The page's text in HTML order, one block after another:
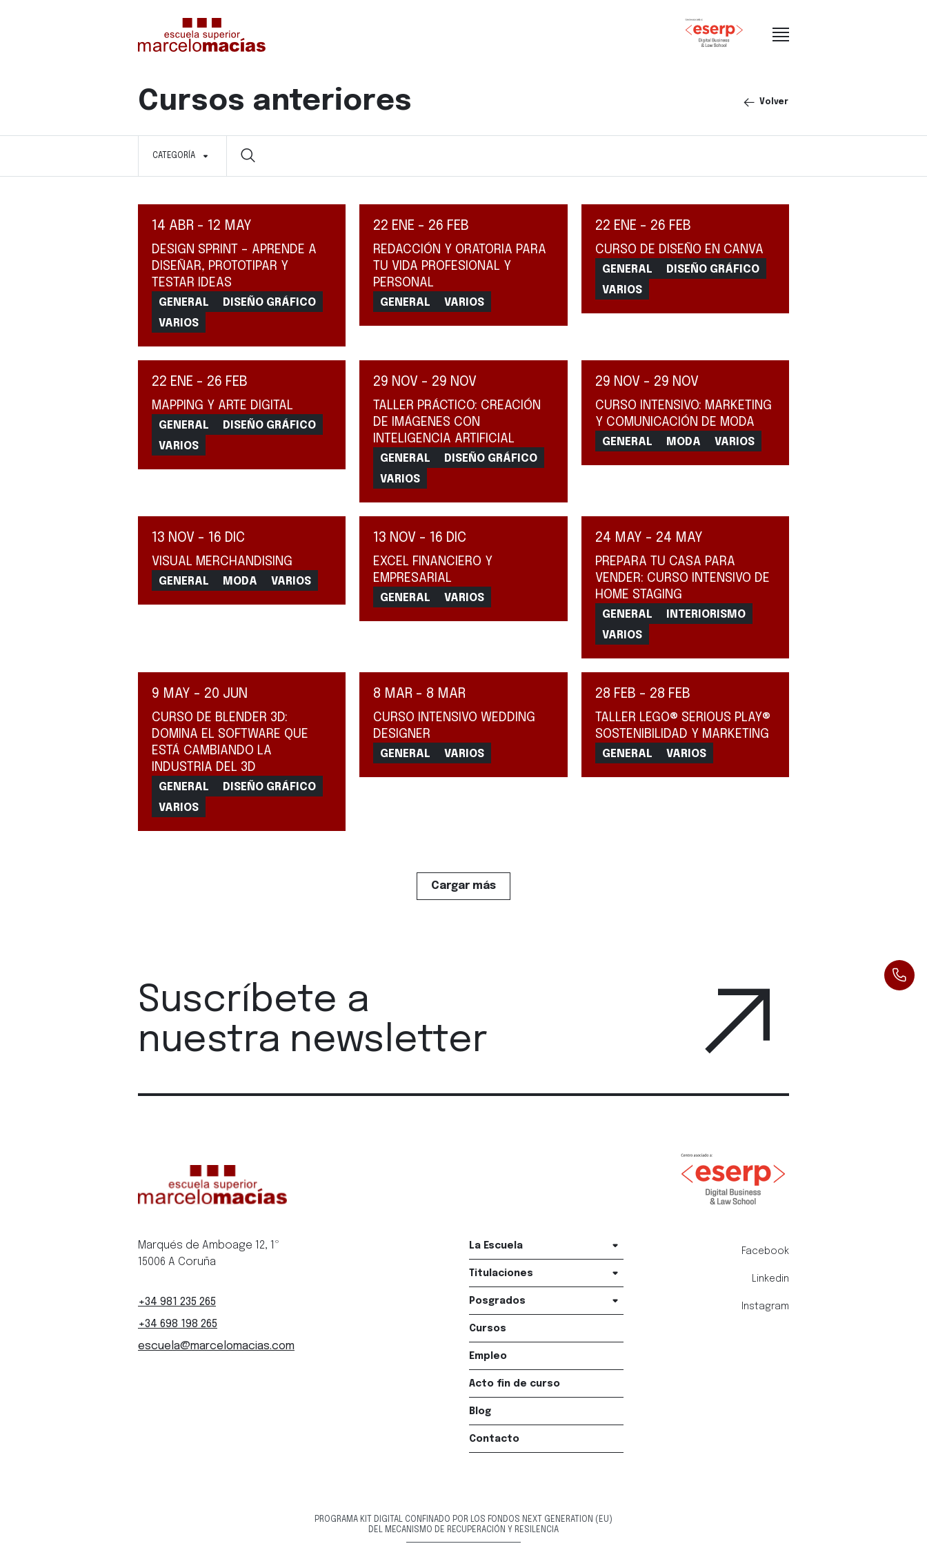
Cursos anteriores Volver
CATEGORÍA
14 ABR - 12 MAY
DESIGN SPRINT – APRENDE A
DISEÑAR, PROTOTIPAR Y
TESTAR IDEAS
GENERAL
DISEÑO GRÁFICO
VARIOS
22 ENE - 26 FEB
REDACCIÓN Y ORATORIA PARA
TU VIDA PROFESIONAL Y
PERSONAL
GENERAL VARIOS
22 ENE - 26 FEB
CURSO DE DISEÑO EN CANVA
GENERAL
DISEÑO GRÁFICO
VARIOS
22 ENE - 26 FEB
MAPPING Y ARTE DIGITAL
GENERAL
DISEÑO GRÁFICO
VARIOS
29 NOV - 29 NOV
TALLER PRÁCTICO: CREACIÓN
DE IMÁGENES CON
INTELIGENCIA ARTIFICIAL
GENERAL
DISEÑO GRÁFICO
VARIOS
29 NOV - 29 NOV
CURSO INTENSIVO: MARKETING
Y COMUNICACIÓN DE MODA
GENERAL MODA VARIOS
13 NOV - 16 DIC
VISUAL MERCHANDISING
GENERAL MODA VARIOS
13 NOV - 16 DIC
EXCEL FINANCIERO Y
EMPRESARIAL
GENERAL VARIOS
24 MAY - 24 MAY
PREPARA TU CASA PARA
VENDER: CURSO INTENSIVO DE
HOME STAGING
GENERAL
INTERIORISMO
VARIOS
9 MAY - 20 JUN
CURSO DE BLENDER 3D:
DOMINA EL SOFTWARE QUE
ESTÁ CAMBIANDO LA
INDUSTRIA DEL 3D
GENERAL
DISEÑO GRÁFICO
VARIOS
8 MAR - 8 MAR
CURSO INTENSIVO WEDDING
DESIGNER
GENERAL VARIOS
28 FEB - 28 FEB
TALLER LEGO® SERIOUS PLAY®
SOSTENIBILIDAD Y MARKETING
GENERAL VARIOS
Cargar más
Suscríbete a
nuestra newsletter
Marqués de Amboage 12, 1º
15006 A Coruña
+34 981 235 265
+34 698 198 265
escuela@marcelomacias.com
La Escuela
Titulaciones
Posgrados
Cursos
Empleo
Acto fin de curso
Blog
Contacto
Facebook
Linkedin
Instagram
PROGRAMA KIT DIGITAL CONFINADO POR LOS FONDOS NEXT GENERATION (EU)
DEL MECANISMO DE RECUPERACIÓN Y RESILENCIA